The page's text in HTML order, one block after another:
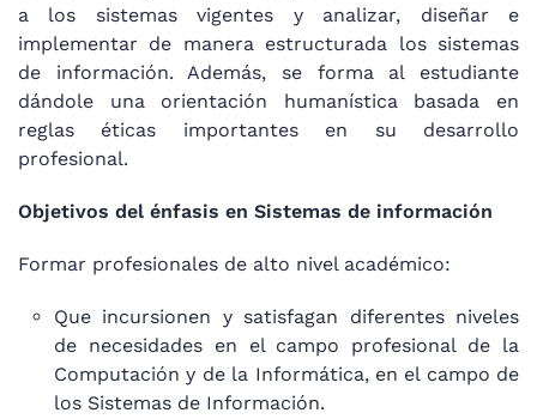
a los sistemas vigentes y analizar, diseñar e
implementar de manera estructurada los sistemas
de información. Además, se forma al estudiante
dándole una orientación humanística basada en
reglas éticas importantes en su desarrollo
profesional.
Objetivos del énfasis en Sistemas de información
Formar profesionales de alto nivel académico:
Que incursionen y satisfagan diferentes niveles
de necesidades en el campo profesional de la
Computación y de la Informática, en el campo de
los Sistemas de Información.